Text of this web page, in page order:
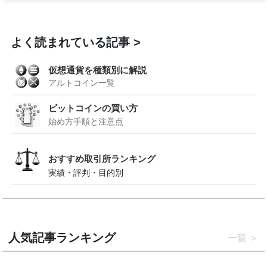
よく読まれている記事
仮想通貨を種類別に解説
アルトコイン一覧
ビットコインの買い方
始め方手順と注意点
おすすめ取引所ランキング
実績・評判・目的別
人気記事ランキング 一覧